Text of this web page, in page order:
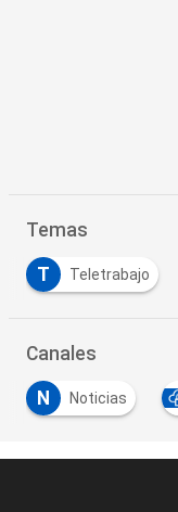
Temas
T Teletrabajo
Canales
N Noticias